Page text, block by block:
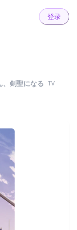
登录
、剣聖になる TV